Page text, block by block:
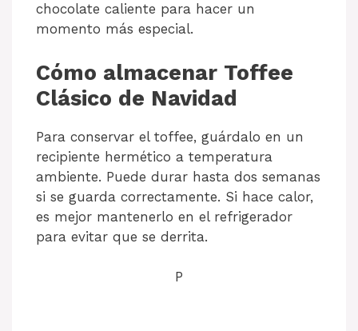
chocolate caliente para hacer un
momento más especial.
Cómo almacenar Toffee
Clásico de Navidad
Para conservar el toffee, guárdalo en un
recipiente hermético a temperatura
ambiente. Puede durar hasta dos semanas
si se guarda correctamente. Si hace calor,
es mejor mantenerlo en el refrigerador
para evitar que se derrita.
P